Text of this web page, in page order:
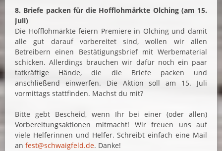
8. Briefe packen für die Hofflohmärkte Olching (am 15.
Juli)
Die Hofflohmärkte feiern Premiere in Olching und damit
alle gut darauf vorbereitet sind, wollen wir allen
Betreibern einen Bestätigungsbrief mit Werbematerial
schicken. Allerdings brauchen wir dafür noch ein paar
tatkräftige Hände, die die Briefe packen und
anschließend einwerfen. Die Aktion soll am 15. Juli
vormittags stattfinden. Machst du mit?
Bitte gebt Bescheid, wenn Ihr bei einer (oder allen)
Vorbereitungsaktionen mitmacht! Wir freuen uns auf
viele Helferinnen und Helfer. Schreibt einfach eine Mail
an fest@schwaigfeld.de. Danke!